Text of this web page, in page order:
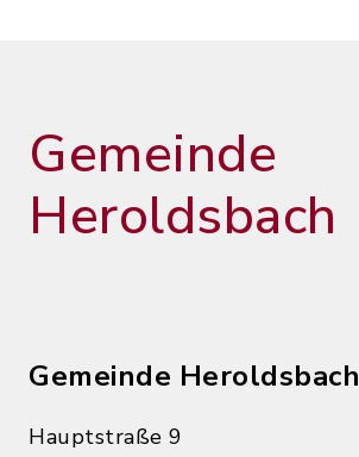
Gemeinde
Heroldsbach
Gemeinde Heroldsbach
Hauptstraße 9